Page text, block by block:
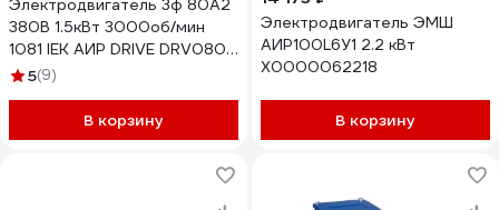
Электродвигатель 3ф 80A2
380В 1.5кВт 3000об/мин
1081 IEK АИР DRIVE DRV080-
A2-001-5-3010 291013
5(9)
В корзину
Электродвигатель ЭМШ
АИР100L6У1 2.2 кВт
Х0000062218
В корзину